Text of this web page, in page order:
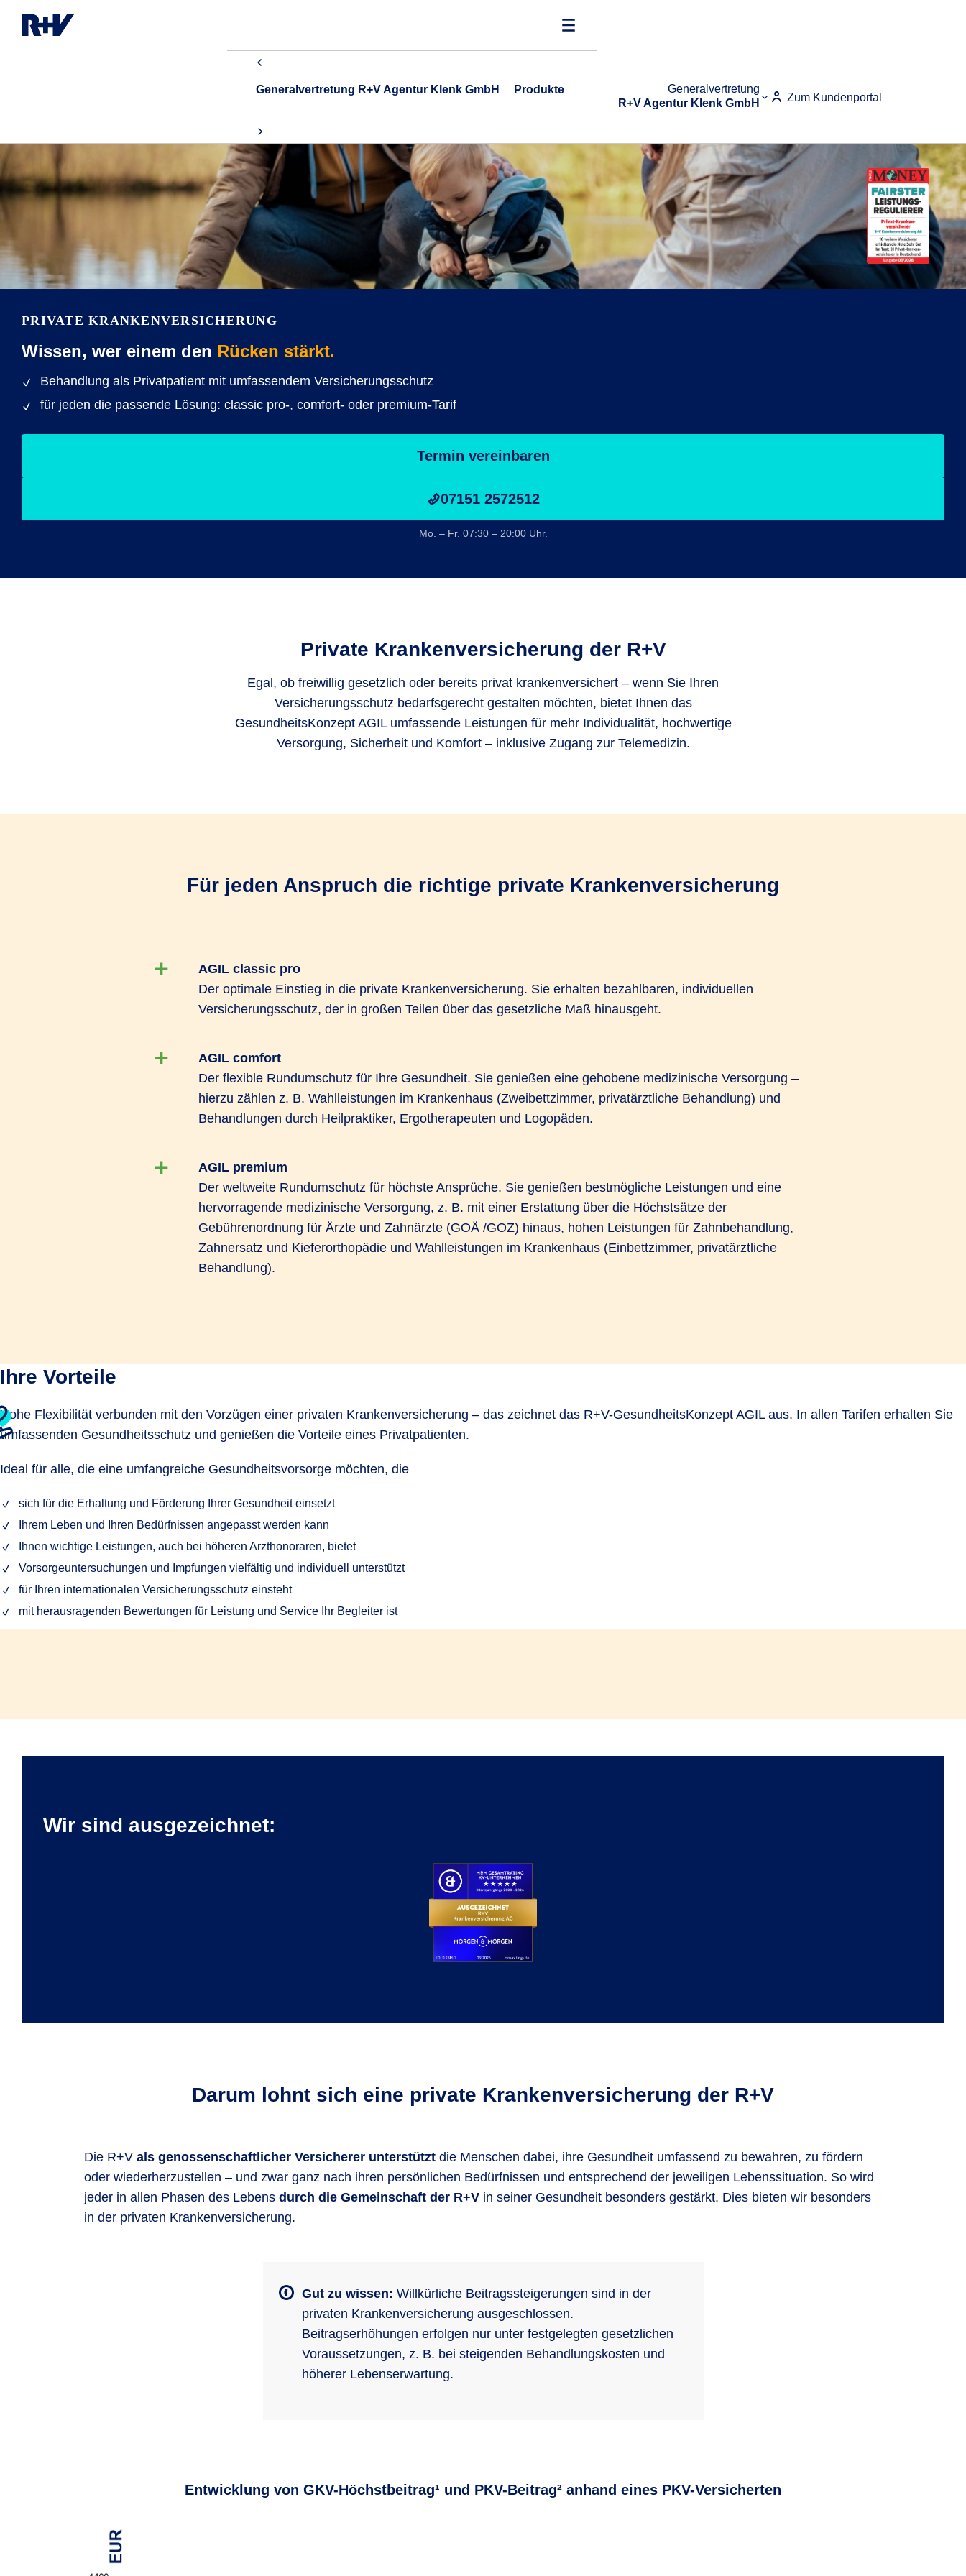
Generalvertretung
R+V Agentur Klenk GmbH
Zum Kundenportal
Generalvertretung R+V Agentur Klenk GmbH Produkte
PRIVATE KRANKEN­VERSICHERUNG
Wissen, wer einem den Rücken stärkt.
Behandlung als Privatpatient mit umfassendem Versicherungsschutz
für jeden die passende Lösung: classic pro-, comfort- oder premium-Tarif
Termin vereinbaren
07151 2572512
Mo. – Fr. 07:30 – 20:00 Uhr.
Private Kranken­versicherung der R+V
Egal, ob freiwillig gesetzlich oder bereits privat krankenversichert – wenn Sie Ihren
Versicherungs­schutz bedarfsgerecht gestalten möchten, bietet Ihnen das
GesundheitsKonzept AGIL umfassende Leistungen für mehr Individualität, hochwertige
Versorgung, Sicherheit und Komfort – inklusive Zugang zur Telemedizin.
Für jeden Anspruch die richtige private Krankenversicherung
AGIL classic pro
Der optimale Einstieg in die private Krankenversicherung. Sie erhalten bezahlbaren, individuellen
Versicherungsschutz, der in großen Teilen über das gesetzliche Maß hinausgeht.
AGIL comfort
Der flexible Rundumschutz für Ihre Gesundheit. Sie genießen eine gehobene medizinische Versorgung –
hierzu zählen z. B. Wahlleistungen im Krankenhaus (Zweibettzimmer, privatärztliche Behandlung) und
Behandlungen durch Heilpraktiker, Ergotherapeuten und Logopäden.
AGIL premium
Der weltweite Rundumschutz für höchste Ansprüche. Sie genießen bestmögliche Leistungen und eine
hervorragende medizinische Versorgung, z. B. mit einer Erstattung über die Höchstsätze der
Gebührenordnung für Ärzte und Zahnärzte (GOÄ /GOZ) hinaus, hohen Leistungen für Zahnbehandlung,
Zahnersatz und Kieferorthopädie und Wahlleistungen im Krankenhaus (Einbettzimmer, privatärztliche
Behandlung).
Ihre Vorteile
Hohe Flexibilität verbunden mit den Vorzügen einer privaten Krankenversicherung – das zeichnet das R+V-GesundheitsKonzept AGIL aus. In allen Tarifen erhalten Sie
umfassenden Gesundheitsschutz und genießen die Vorteile eines Privatpatienten.
Ideal für alle, die eine umfangreiche Gesundheitsvorsorge möchten, die
sich für die Erhaltung und Förderung Ihrer Gesundheit einsetzt
Ihrem Leben und Ihren Bedürfnissen angepasst werden kann
Ihnen wichtige Leistungen, auch bei höheren Arzthonoraren, bietet
Vorsorgeuntersuchungen und Impfungen vielfältig und individuell unterstützt
für Ihren internationalen Versicherungsschutz einsteht
mit herausragenden Bewertungen für Leistung und Service Ihr Begleiter ist
Wir sind ausgezeichnet:
Darum lohnt sich eine private Krankenversicherung der R+V
Die R+Vals genossenschaftlicher Versicherer unterstützt die Menschen dabei, ihre Gesundheit umfassend zu bewahren, zu fördern
oder wiederherzustellen – und zwar ganz nach ihren persönlichen Bedürfnissen und entsprechend der jeweiligen Lebenssituation. So wird
jeder in allen Phasen des Lebensdurch die Gemeinschaft der R+V in seiner Gesundheit besonders gestärkt. Dies bieten wir besonders
in der privaten Krankenversicherung.
Gut zu wissen: Willkürliche Beitragssteigerungen sind in der
privaten Krankenversicherung ausgeschlossen.
Beitragserhöhungen erfolgen nur unter festgelegten gesetzlichen
Voraussetzungen, z. B. bei steigenden Behandlungskosten und
höherer Lebenserwartung.
Entwicklung von GKV-Höchstbeitrag¹ und PKV-Beitrag² anhand eines PKV-Versicherten